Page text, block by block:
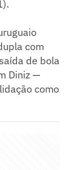
com
de bola
Diniz —
como